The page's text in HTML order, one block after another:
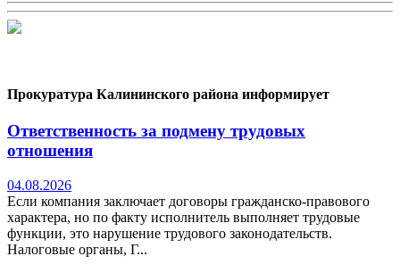
Прокуратура Калининского района информирует
Ответственность за подмену трудовых
отношения
04.08.2026
Если компания заключает договоры гражданско-правового
характера, но по факту исполнитель выполняет трудовые
функции, это нарушение трудового законодательств.
Налоговые органы, Г...